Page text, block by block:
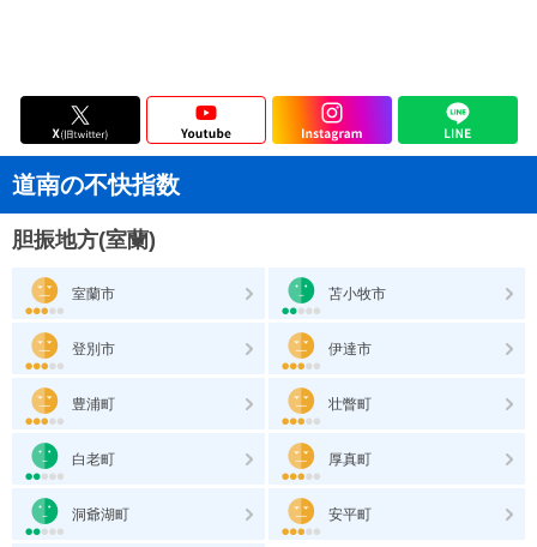
道南の不快指数
胆振地方(室蘭)
室蘭市 苫小牧市
登別市 伊達市
豊浦町 壮瞥町
白老町 厚真町
洞爺湖町 安平町